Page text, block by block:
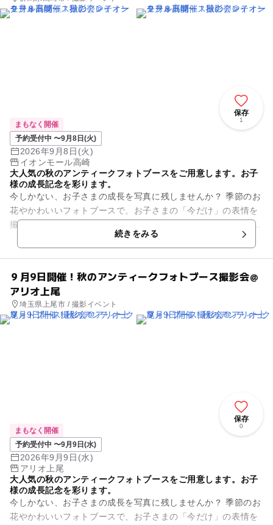
保存
1
まもなく開催
予約受付中 〜9月8日(火)
2026年9月8日(火)
イオンモール高崎
大人気の秋のアンティークフォトブースをご用意します。お子
様の成長記念を彩ります。
今しかない、お子さまの成長を写真に残しませんか？ 季節のお
花やかわいいフォトブースで、お子さまの「今だけ」の表情を
撮影します。 今回は秋を感じるアンティークフォトブースにて
続きをみる
９月9日開催！秋のアンティークフォトブース撮影会＠
アリオ上尾
埼玉県上尾市 / 撮影イベント
保存
0
まもなく開催
予約受付中 〜9月9日(水)
2026年9月9日(水)
アリオ上尾
大人気の秋のアンティークフォトブースをご用意します。お子
様の成長記念を彩ります。
今しかない、お子さまの成長を写真に残しませんか？ 季節のお
花やかわいいフォトブースで、お子さまの「今だけ」の表情を